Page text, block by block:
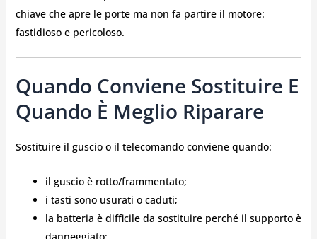
chiave che apre le porte ma non fa partire il motore:
fastidioso e pericoloso.
Quando Conviene Sostituire E
Quando È Meglio Riparare
Sostituire il guscio o il telecomando conviene quando:
il guscio è rotto/frammentato;
i tasti sono usurati o caduti;
la batteria è difficile da sostituire perché il supporto è